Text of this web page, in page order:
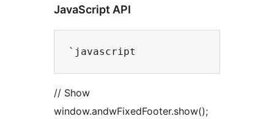
JavaScript API
// Show
window.andwFixedFooter.show();